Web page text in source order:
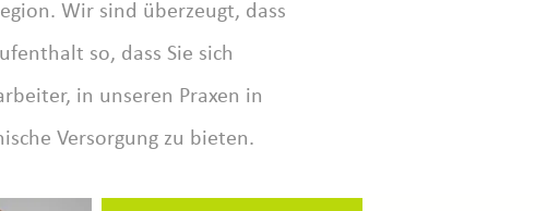
Wir sind überzeugt, dass
so, dass Sie sich
in unseren Praxen in
Versorgung zu bieten.